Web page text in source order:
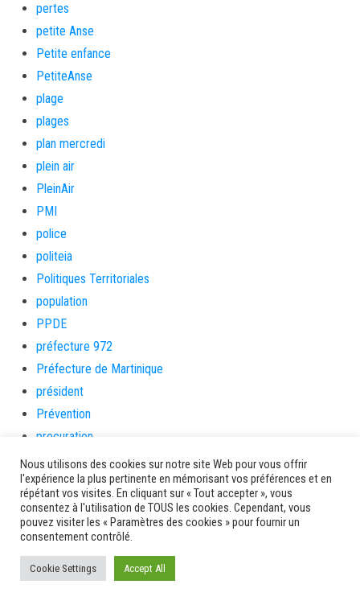
pertes
petite Anse
Petite enfance
PetiteAnse
plage
plages
plan mercredi
plein air
PleinAir
PMI
police
politeia
Politiques Territoriales
population
PPDE
préfecture 972
Préfecture de Martinique
président
Prévention
procuration
projection
Projets
Protection Maternelle & Infantile
protegez-vous
QUALITE
Nous utilisons des cookies sur notre site Web pour vous offrir
l'expérience la plus pertinente en mémorisant vos préférences et en
répétant vos visites. En cliquant sur « Tout accepter », vous
consentez à l'utilisation de TOUS les cookies. Cependant, vous
pouvez visiter les « Paramètres des cookies » pour fournir un
consentement contrôlé.
Cookie Settings Accept All